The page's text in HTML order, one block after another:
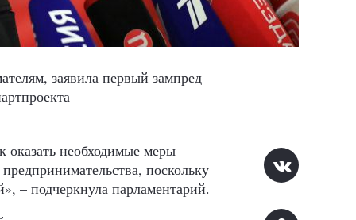
заявила первый зампред
оказать необходимые меры
поскольку
– подчеркнула парламентарий.